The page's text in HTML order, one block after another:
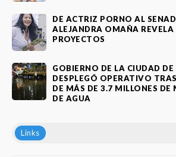
DE ACTRIZ PORNO AL
ALEJANDRA OMAÑA REVELA
PROYECTOS
GOBIERNO DE LA CIUDAD DE
DESPLEGÓ OPERATIVO
DE MÁS DE 3.7 MILLONES DE
DE AGUA
Links